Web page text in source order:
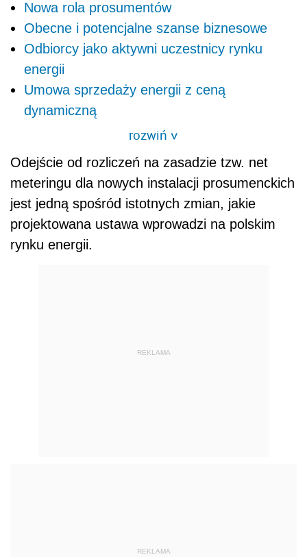
Nowa rola prosumentów
Obecne i potencjalne szanse biznesowe
Odbiorcy jako aktywni uczestnicy rynku
energii
Umowa sprzedaży energii z ceną
dynamiczną
rozwiń>
Odejście od rozliczeń na zasadzie tzw. net
meteringu dla nowych instalacji prosumenckich
jest jedną spośród istotnych zmian, jakie
projektowana ustawa wprowadzi na polskim
rynku energii.
REKLAMA
REKLAMA